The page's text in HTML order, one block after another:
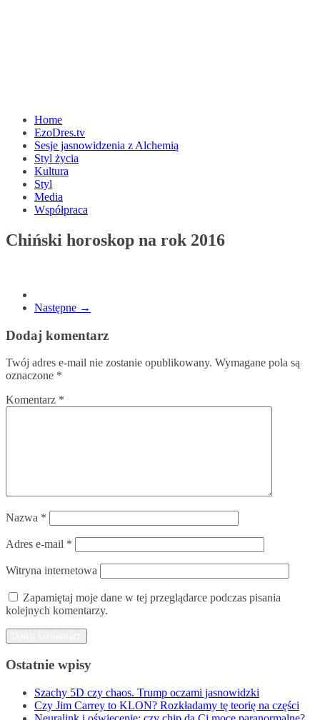
Home
EzoDres.tv
Sesje jasnowidzenia z Alchemią
Styl życia
Kultura
Styl
Media
Współpraca
Chiński horoskop na rok 2016
Następne →
Dodaj komentarz
Twój adres e-mail nie zostanie opublikowany. Wymagane pola są
oznaczone *
Komentarz *
Nazwa *
Adres e-mail *
Witryna internetowa
Zapamiętaj moje dane w tej przeglądarce podczas pisania
kolejnych komentarzy.
Ostatnie wpisy
Szachy 5D czy chaos. Trump oczami jasnowidzki
Czy Jim Carrey to KLON? Rozkładamy tę teorię na części